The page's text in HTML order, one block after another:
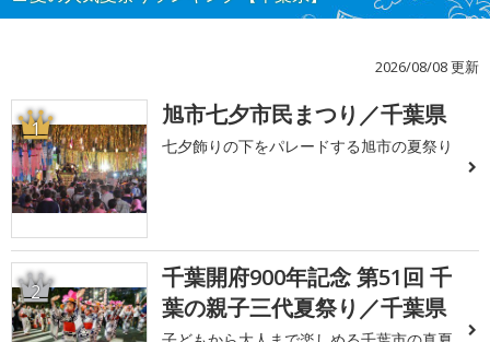
2026/08/08 更新
1 旭市七夕市民まつり／千葉県
七夕飾りの下をパレードする旭市の夏祭り
2
千葉開府900年記念 第51回 千
葉の親子三代夏祭り／千葉県